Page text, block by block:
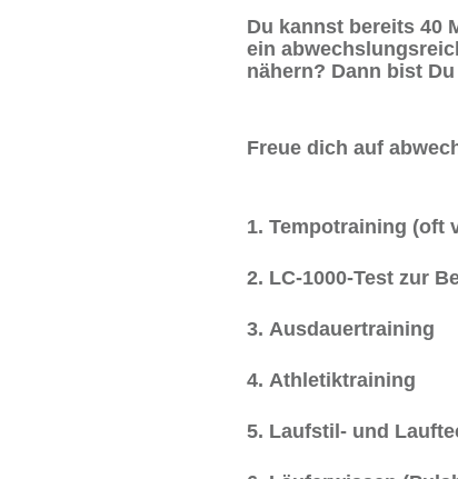
Du kannst bereits 40
ein
nähern? Dann bist
Freue dich auf
Tempotraining (oft
LC-1000-Test zur
Ausdauertraining
Athletiktraining
Laufstil- und